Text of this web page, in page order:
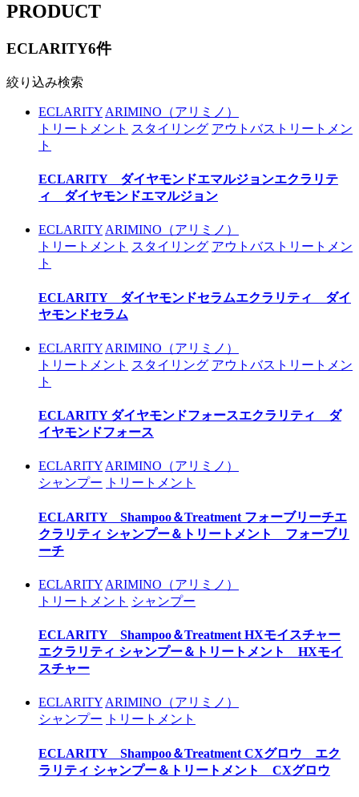
PRODUCT
ECLARITY6件
絞り込み検索
ECLARITY ARIMINO（アリミノ）
トリートメント スタイリング アウトバストリートメン
ト
ECLARITY ダイヤモンドエマルジョンエクラリテ
ィ ダイヤモンドエマルジョン
ECLARITY ARIMINO（アリミノ）
トリートメント スタイリング アウトバストリートメン
ト
ECLARITY ダイヤモンドセラムエクラリティ ダイ
ヤモンドセラム
ECLARITY ARIMINO（アリミノ）
トリートメント スタイリング アウトバストリートメン
ト
ECLARITY ダイヤモンドフォースエクラリティ ダ
イヤモンドフォース
ECLARITY ARIMINO（アリミノ）
シャンプー
トリートメント
ECLARITY Shampoo＆Treatment フォーブリーチエ
クラリティ シャンプー＆トリートメント フォーブリ
ーチ
ECLARITY ARIMINO（アリミノ）
トリートメント シャンプー
ECLARITY Shampoo＆Treatment HXモイスチャー
エクラリティ シャンプー＆トリートメント HXモイ
スチャー
ECLARITYARIMINO（アリミノ）
シャンプー
トリートメント
ECLARITY Shampoo＆Treatment CXグロウ エク
ラリティ シャンプー＆トリートメント CXグロウ